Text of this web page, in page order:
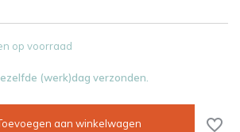
op voorraad
(werk)dag verzonden.
aan winkelwagen